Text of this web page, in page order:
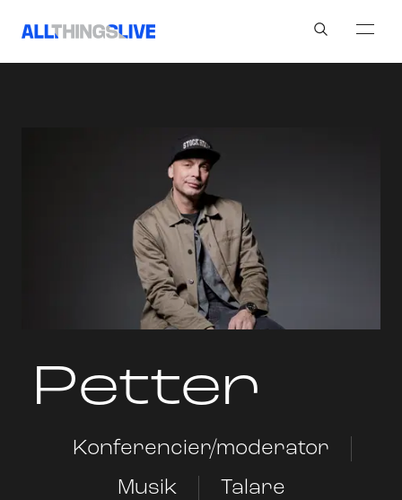
Petter
Konferencier/moderator
Musik
Talare